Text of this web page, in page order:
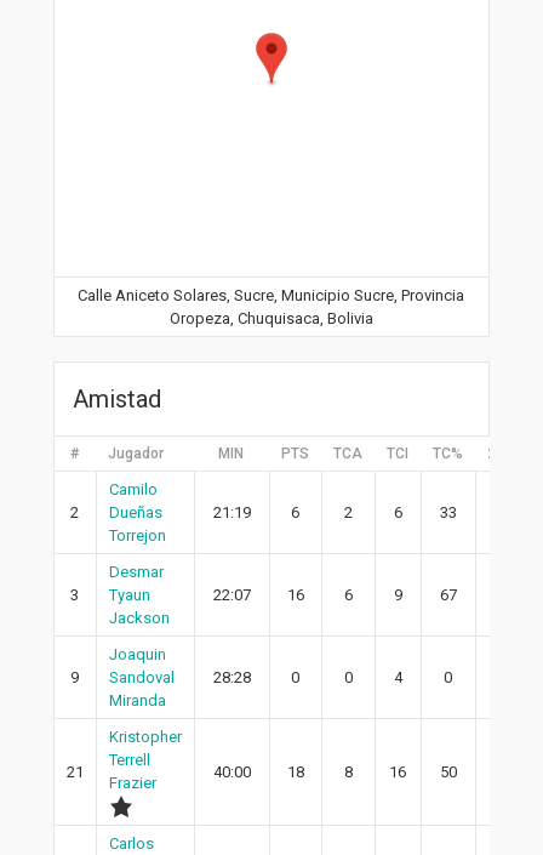
Calle Aniceto Solares, Sucre, Municipio Sucre, Provincia
Oropeza, Chuquisaca, Bolivia
Amistad
# Jugador MIN PTS TCA TCI TC% 2PA
2
Camilo
Dueñas
Torrejon
21:19 6 2 6 33
3
Desmar
Tyaun
Jackson
22:07 16 6 9 67
9
Joaquin
Sandoval
Miranda
28:28 0 0 4 0
21
Kristopher
Terrell
Frazier
40:00 18 8 16 50
Carlos